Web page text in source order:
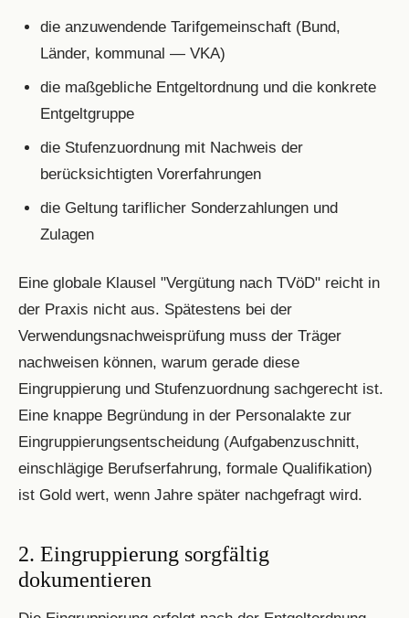
die anzuwendende Tarifgemeinschaft (Bund,
Länder, kommunal — VKA)
die maßgebliche Entgeltordnung und die konkrete
Entgeltgruppe
die Stufenzuordnung mit Nachweis der
berücksichtigten Vorerfahrungen
die Geltung tariflicher Sonderzahlungen und
Zulagen
Eine globale Klausel "Vergütung nach TVöD" reicht in
der Praxis nicht aus. Spätestens bei der
Verwendungsnachweisprüfung muss der Träger
nachweisen können, warum gerade diese
Eingruppierung und Stufenzuordnung sachgerecht ist.
Eine knappe Begründung in der Personalakte zur
Eingruppierungsentscheidung (Aufgabenzuschnitt,
einschlägige Berufserfahrung, formale Qualifikation)
ist Gold wert, wenn Jahre später nachgefragt wird.
2. Eingruppierung sorgfältig
dokumentieren